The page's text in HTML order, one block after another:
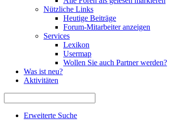
Nützliche Links
Heutige Beiträge
Forum-Mitarbeiter anzeigen
Services
Lexikon
Usermap
Wollen Sie auch Partner werden?
Was ist neu?
Aktivitäten
Erweiterte Suche